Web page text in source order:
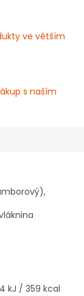
ve větším
s naším
kJ / 359 kcal